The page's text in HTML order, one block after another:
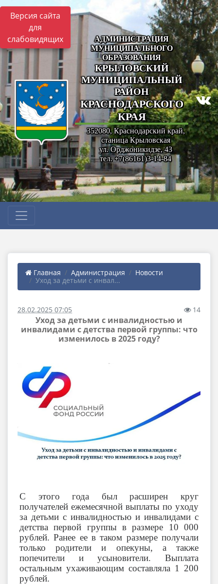
Версия сайта
для
слабовидящих
АДМИНИСТРАЦИЯ
МУНИЦИПАЛЬНОГО
ОБРАЗОВАНИЯ
КРЫЛОВСКИЙ
МУНИЦИПАЛЬНЫЙ
РАЙОН
КРАСНОДАРСКОГО
КРАЯ
352080, Краснодарский край,
станица Крыловская
ул. Орджоникидзе, 43
тел. +7(86161)3-14-84
Главная Администрация
Новости
Уход за детьми с инвал...
28.02.2025 07:05 14
Уход за детьми с инвалидностью и
инвалидами с детства первой группы: что
изменилось в 2025 году?
С этого года был расширен круг
получателей ежемесячной выплаты по уходу
за детьми с инвалидностью и инвалидами с
детства первой группы в размере 10 000
рублей. Ранее ее в таком размере получали
только родители и опекуны, а также
попечители и усыновители. Выплата
остальным ухаживающим составляла 1 200
рублей.